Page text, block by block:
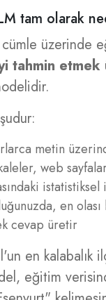
tam olarak
üzerinde
tahmin etmek
metin
web
en
cevap üretir
en kalabalık
eğitim